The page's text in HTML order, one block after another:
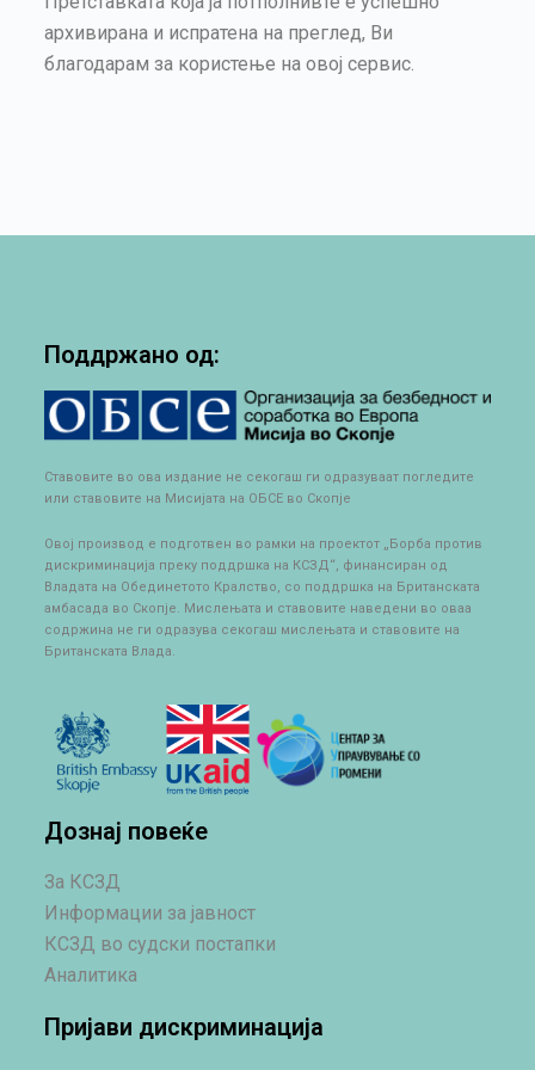
архивирана и испратена на преглед, Ви
благодарам за користење на овој сервис.
Поддржано од:
Ставовите во ова издание не секогаш ги одразуваат погледите
или ставовите на Мисијата на ОБСЕ во Скопје
Овој производ е подготвен во рамки на проектот „Борба против
дискриминација преку поддршка на КСЗД“, финансиран од
Владата на Обединетото Кралство, со поддршка на Британската
амбасада во Скопје. Мислењата и ставовите наведени во оваа
содржина не ги одразува секогаш мислењата и ставовите на
Британската Влада.
Дознај повеќе
За КСЗД
Информации за јавност
КСЗД во судски постапки
Аналитика
Пријави дискриминација